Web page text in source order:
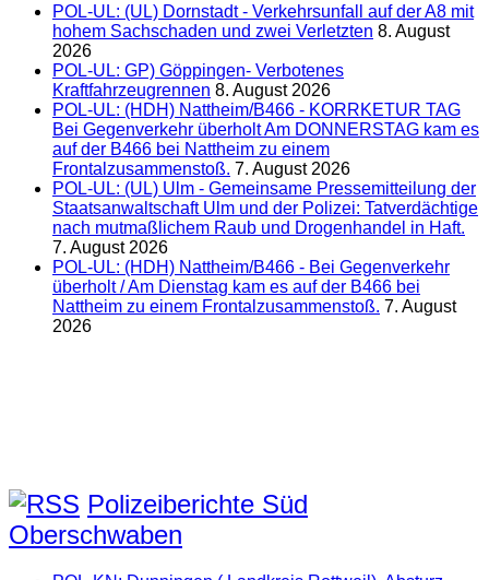
POL-UL: (UL) Dornstadt - Verkehrsunfall auf der A8 mit
hohem Sachschaden und zwei Verletzten 8. August
2026
POL-UL: GP) Göppingen- Verbotenes
Kraftfahrzeugrennen 8. August 2026
POL-UL: (HDH) Nattheim/B466 - KORRKETUR TAG
Bei Gegenverkehr überholt Am DONNERSTAG kam es
auf der B466 bei Nattheim zu einem
Frontalzusammenstoß. 7. August 2026
POL-UL: (UL) Ulm - Gemeinsame Pressemitteilung der
Staatsanwaltschaft Ulm und der Polizei: Tatverdächtige
nach mutmaßlichem Raub und Drogenhandel in Haft.
7. August 2026
POL-UL: (HDH) Nattheim/B466 - Bei Gegenverkehr
überholt / Am Dienstag kam es auf der B466 bei
Nattheim zu einem Frontalzusammenstoß. 7. August
2026
Polizeiberichte Süd
Oberschwaben